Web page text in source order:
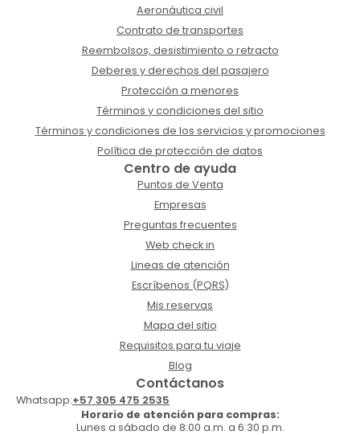
Aeronáutica civil
Contrato de transportes
Reembolsos, desistimiento o retracto
Deberes y derechos del pasajero
Protección a menores
Términos y condiciones del sitio
Términos y condiciones de los servicios y promociones
Política de protección de datos
Centro de ayuda
Puntos de Venta
Empresas
Preguntas frecuentes
Web check in
Lineas de atención
Escríbenos (PQRS)
Mis reservas
Mapa del sitio
Requisitos para tu viaje
Blog
Contáctanos
Whatsapp:+57 305 475 2535
Horario de atención para compras:
Lunes a sábado de 8:00 a.m. a 6:30 p.m.